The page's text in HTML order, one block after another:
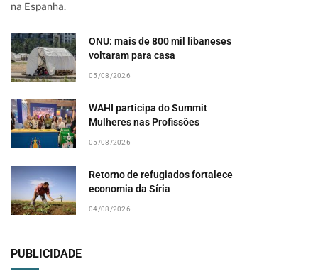
na Espanha.
ONU: mais de 800 mil libaneses
voltaram para casa
05/08/2026
WAHI participa do Summit
Mulheres nas Profissões
05/08/2026
Retorno de refugiados fortalece
economia da Síria
04/08/2026
PUBLICIDADE